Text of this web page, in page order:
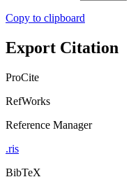
Copy to clipboard
Export Citation
ProCite
RefWorks
Reference Manager
.ris
BibTeX